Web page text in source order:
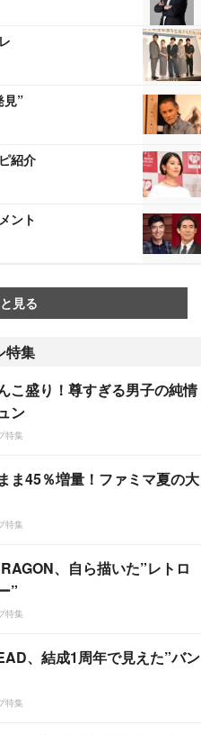
見”
紹介
ント
見る
特集
こ盛り！尊すぎる男子の純情
ン
特集
ま45％増量！ファミマ夏の大
特集
、自ら描いた”レトロ
”
特集
、結成1周年で見えた”バン
特集